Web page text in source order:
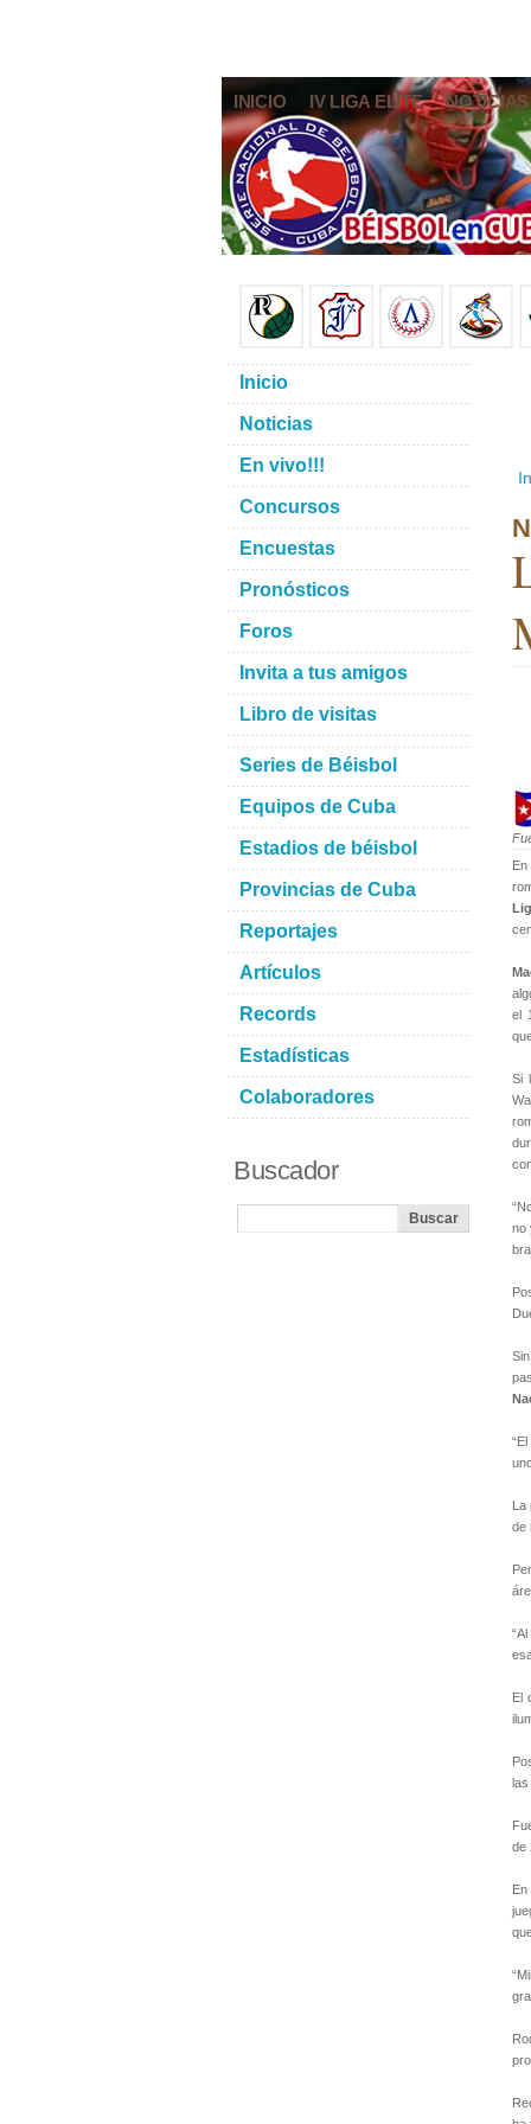
INICIO IV LIGA ELITE NOTICIAS
el
Si
no
La
de
El
las
de
Inicio
Noticias
En vivo!!!
Concursos
Encuestas
Pronósticos
Foros
Invita a tus amigos
Libro de visitas
Series de Béisbol
Equipos de Cuba
Estadios de béisbol
Provincias de Cuba
Reportajes
Artículos
Records
Estadísticas
Colaboradores
Buscador